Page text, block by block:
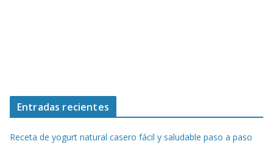
Entradas recientes
Receta de yogurt natural casero fácil y saludable paso a paso